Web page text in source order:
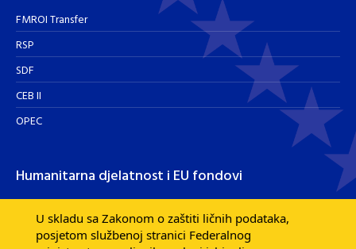
FMROI Transfer
RSP
SDF
CEB II
OPEC
Humanitarna djelatnost i EU fondovi
Humanitarna djelatnost
Razvojna pomoć EU fondova
U skladu sa Zakonom o zaštiti ličnih podataka,
posjetom službenoj stranici Federalnog